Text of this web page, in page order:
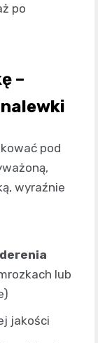
po
–
pod
wyraźnie
lub
jakości